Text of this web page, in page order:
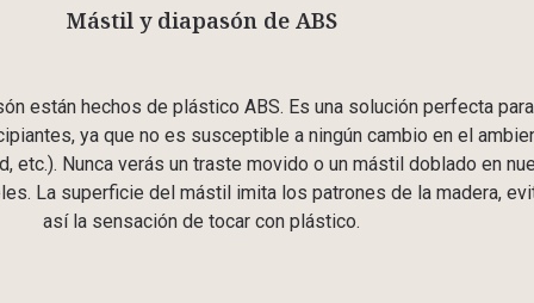
Mástil y diapasón de ABS
están hechos de plástico ABS. Es una solución perfecta
ya que no es susceptible a ningún cambio en el
etc.). Nunca verás un traste movido o un mástil doblado en
La superficie del mástil imita los patrones de la madera,
así la sensación de tocar con plástico.